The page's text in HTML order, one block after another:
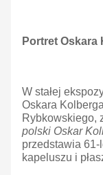
Portret Oskara
W stałej
Oskara
Rybkowskiego,
polski Oskar
przedstawia
kapeluszu i